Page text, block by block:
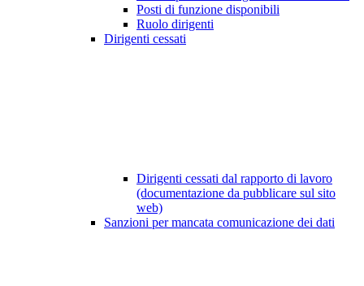
Posti di funzione disponibili
Ruolo dirigenti
Dirigenti cessati
Dirigenti cessati dal rapporto di lavoro
(documentazione da pubblicare sul sito
web)
Sanzioni per mancata comunicazione dei dati